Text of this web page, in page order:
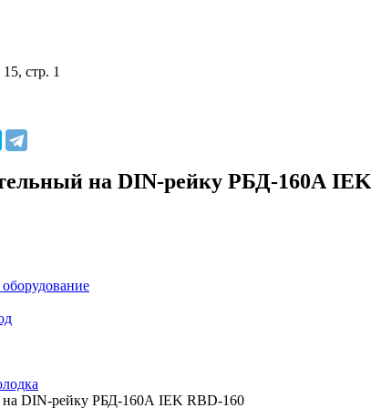
стр. 1
на DIN-рейку РБД-160А
на DIN-рейку РБД-160А IEK RBD-160